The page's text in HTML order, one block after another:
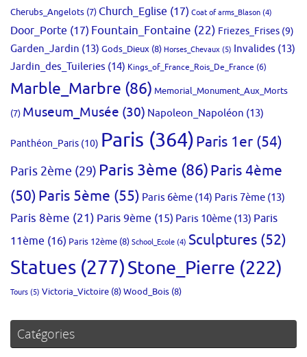
Cherubs_Angelots (7) Church_Eglise (17) Coat of arms_Blason (4)
Door_Porte (17) Fountain_Fontaine (22) Friezes_Frises (9)
Garden_Jardin (13) Gods_Dieux (8) Horses_Chevaux (5) Invalides (13)
Jardin_des_Tuileries (14) Kings_of_France_Rois_De_France (6)
Marble_Marbre (86) Memorial_Monument_Aux_Morts
(7) Museum_Musée (30) Napoleon_Napoléon (13)
Panthéon_Paris (10) Paris (364)Paris 1er (54)
Paris 2ème (29) Paris 3ème (86)Paris 4ème
(50)Paris 5ème (55) Paris 6ème (14) Paris 7ème (13)
Paris 8ème (21) Paris 9ème (15) Paris 10ème (13) Paris
11ème (16) Paris 12ème (8) School_Ecole (4) Sculptures (52)
Statues (277)Stone_Pierre (222)
Tours (5) Victoria_Victoire (8)Wood_Bois (8)
Catégories